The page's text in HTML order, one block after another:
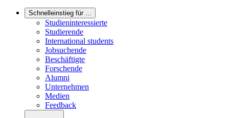
Schnelleinstieg für ...
Studieninteressierte
Studierende
International students
Jobsuchende
Beschäftigte
Forschende
Alumni
Unternehmen
Medien
Feedback